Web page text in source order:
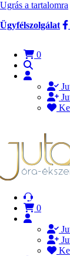
Ugrás a tartalomra
Ügyfélszolgálat
0
0